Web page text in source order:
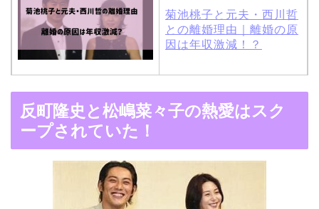
菊池桃子と元夫・西川哲
との離婚理由｜離婚の原
因は年収激減！？
の馴れ初めは「SMAP×S
演でキムタクがド緊張！
反町隆史と松嶋菜々子の熱愛はスク
ープされていた！